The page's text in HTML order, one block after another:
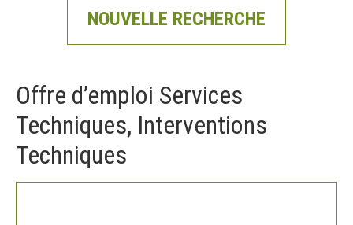
NOUVELLE RECHERCHE
Offre d’emploi Services
Techniques, Interventions
Techniques